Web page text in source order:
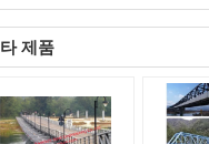
제품